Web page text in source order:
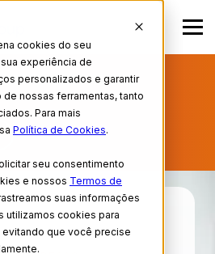
cookies do seu
experiência de
personalizados e garantir
nossas ferramentas, tanto
Para mais
Política de Cookies.
seu consentimento
e nossos Termos de
suas informações
utilizamos cookies para
que você precise
CADASTRE SEU